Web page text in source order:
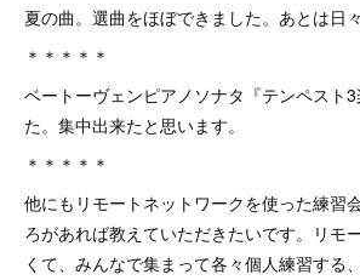
夏の曲。選曲をほぼできました。あとは日
＊＊＊＊＊
ベートーヴェンピアノソナタ『テンペスト
た。集中出来たと思います。
＊＊＊＊＊
他にもリモートネットワークを使った練習
ろがあれば教えていただきたいです。リモ
くて、みんなで集まって各々個人練習する